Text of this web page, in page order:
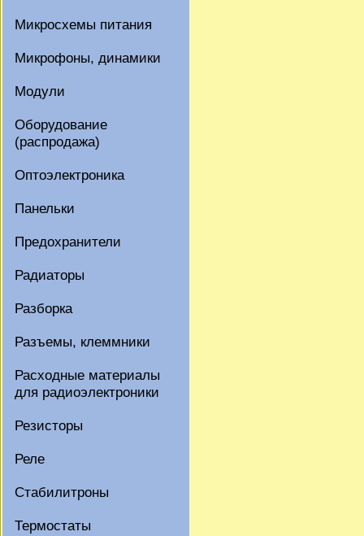
Микросхемы питания
Микрофоны, динамики
Модули
Оборудование
(распродажа)
Оптоэлектроника
Панельки
Предохранители
Радиаторы
Разборка
Разъемы, клеммники
Расходные материалы
для радиоэлектроники
Резисторы
Реле
Стабилитроны
Термостаты